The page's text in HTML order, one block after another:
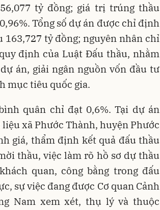
tỷ đồng; giá trị trúng thầu
Tổng số dự án được chỉ định
163,727 tỷ đồng; nguyên nhân chỉ
định của Luật Đấu thầu, nhằm
án, giải ngân nguồn vốn đầu tư
mục tiêu quốc gia.
quân chỉ đạt 0,6%. Tại dự án
xã Phước Thành, huyện Phước
giá, thẩm định kết quả đấu thầu
thầu, việc làm rõ hồ sơ dự thầu
quan, công bằng trong đấu
sự việc đang được Cơ quan Cảnh
Nam xem xét, thụ lý và thuộc